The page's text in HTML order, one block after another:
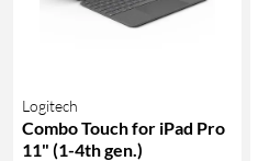
Logitech
Combo Touch for iPad Pro
11" (1-4th gen.)